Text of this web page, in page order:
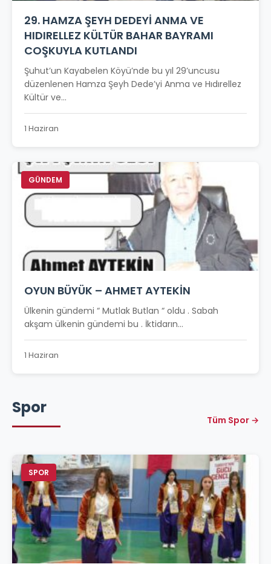
29. HAMZA ŞEYH DEDEYİ ANMA VE
HIDIRELLEZ KÜLTÜR BAHAR BAYRAMI
COŞKUYLA KUTLANDI
Şuhut’un Kayabelen Köyü’nde bu yıl 29’uncusu
düzenlenen Hamza Şeyh Dede’yi Anma ve Hıdırellez
Kültür ve...
1 Haziran
GÜNDEM
OYUN BÜYÜK – AHMET AYTEKİN
Ülkenin gündemi “ Mutlak Butlan “ oldu . Sabah
akşam ülkenin gündemi bu . İktidarın...
1 Haziran
Spor
Tüm Spor →
SPOR